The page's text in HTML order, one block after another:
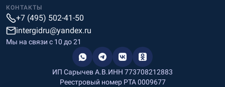
КОНТАКТЫ
+7 (495) 502-41-50
intergidru@yandex.ru
Мы на связи c 10 до 21
ИП Сарычев А.В.ИНН 773708212883
Реестровый номер РТА 0009677